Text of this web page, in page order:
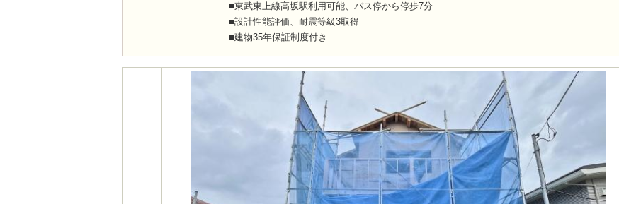
■東武東上線高坂駅利用可能、バス停から停歩7分
■設計性能評価、耐震等級3取得
■建物35年保証制度付き